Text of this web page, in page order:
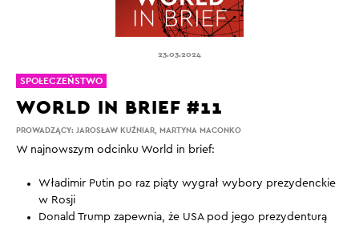
23.03.2024
PROWADZĄCY: JAROSŁAW KUŹNIAR, MARTYNA MACONKO
WORLD IN BRIEF #11
W najnowszym odcinku World in brief:
Władimir Putin po raz piąty wygrał wybory prezydenckie
w Rosji
Donald Trump zapewnia, że USA pod jego prezydenturą
SPOŁECZEŃSTWO